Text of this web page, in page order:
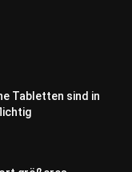
Tabletten sind in